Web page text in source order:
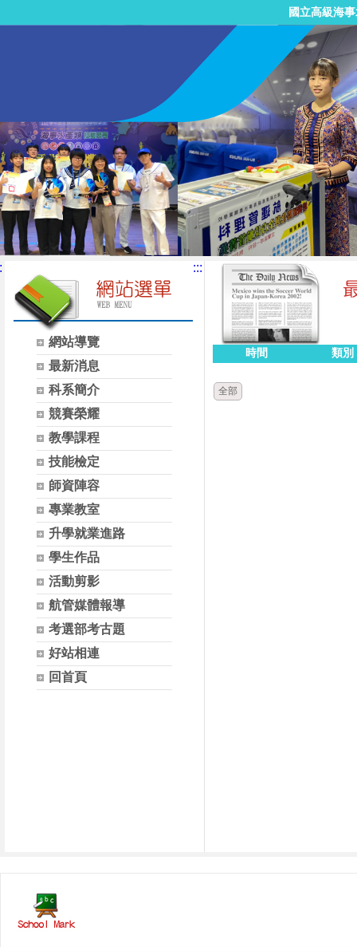
國立高級海
網站導覽
最新消息
科系簡介
競賽榮耀
教學課程
技能檢定
師資陣容
專業教室
升學就業進路
學生作品
活動剪影
航管媒體報導
考選部考古題
好站相連
回首頁
:::
時間 類別
全部